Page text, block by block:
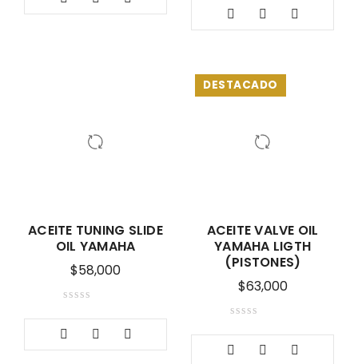
ACEITE TUNING SLIDE
OIL YAMAHA
$58,000
DESTACADO
ACEITE VALVE OIL
YAMAHA LIGTH
(PISTONES)
$63,000